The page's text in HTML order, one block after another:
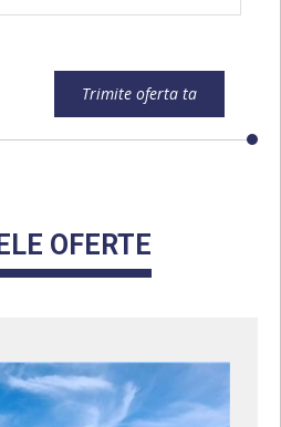
Trimite oferta ta
OFERTE